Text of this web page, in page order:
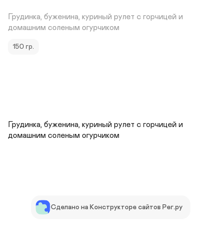
Грудинка, буженина, куриный рулет с горчицей и
домашним соленым огурчиком
150 гр.
Грудинка, буженина, куриный рулет с горчицей и
домашним соленым огурчиком
Сделано на Конструкторе сайтов Рег.ру